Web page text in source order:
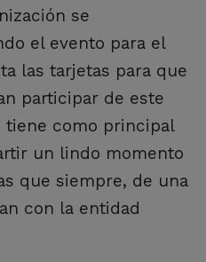
se
el evento para el
las tarjetas para que
participar de este
tiene como principal
un lindo momento
que siempre, de una
con la entidad